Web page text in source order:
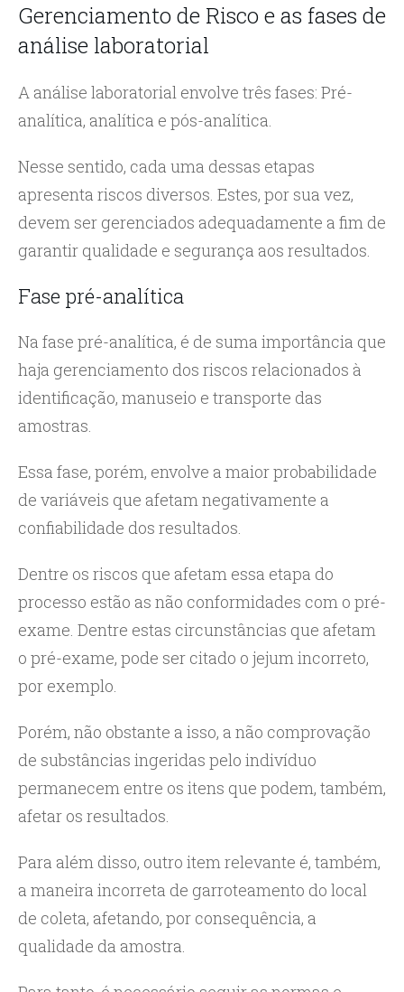
Gerenciamento de Risco e as fases de
análise laboratorial
A análise laboratorial envolve três fases: Pré-
analítica, analítica e pós-analítica.
Nesse sentido, cada uma dessas etapas
apresenta riscos diversos. Estes, por sua vez,
devem ser gerenciados adequadamente a fim de
garantir qualidade e segurança aos resultados.
Fase pré-analítica
Na fase pré-analítica, é de suma importância que
haja gerenciamento dos riscos relacionados à
identificação, manuseio e transporte das
amostras.
Essa fase, porém, envolve a maior probabilidade
de variáveis que afetam negativamente a
confiabilidade dos resultados.
Dentre os riscos que afetam essa etapa do
processo estão as não conformidades com o pré-
exame. Dentre estas circunstâncias que afetam
o pré-exame, pode ser citado o jejum incorreto,
por exemplo.
Porém, não obstante a isso, a não comprovação
de substâncias ingeridas pelo indivíduo
permanecem entre os itens que podem, também,
afetar os resultados.
Para além disso, outro item relevante é, também,
a maneira incorreta de garroteamento do local
de coleta, afetando, por consequência, a
qualidade da amostra.